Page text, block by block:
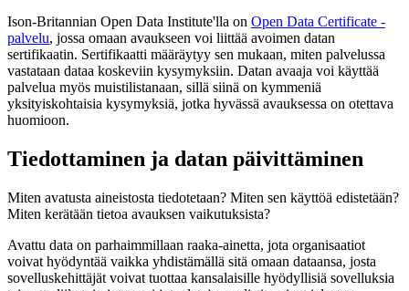
Ison-Britannian Open Data Institute'lla on Open Data Certificate -
palvelu, jossa omaan avaukseen voi liittää avoimen datan
sertifikaatin. Sertifikaatti määräytyy sen mukaan, miten palvelussa
vastataan dataa koskeviin kysymyksiin. Datan avaaja voi käyttää
palvelua myös muistilistanaan, sillä siinä on kymmeniä
yksityiskohtaisia kysymyksiä, jotka hyvässä avauksessa on otettava
huomioon.
Tiedottaminen ja datan päivittäminen
Miten avatusta aineistosta tiedotetaan? Miten sen käyttöä edistetään?
Miten kerätään tietoa avauksen vaikutuksista?
Avattu data on parhaimmillaan raaka-ainetta, jota organisaatiot
voivat hyödyntää vaikka yhdistämällä sitä omaan dataansa, josta
sovelluskehittäjät voivat tuottaa kansalaisille hyödyllisiä sovelluksia